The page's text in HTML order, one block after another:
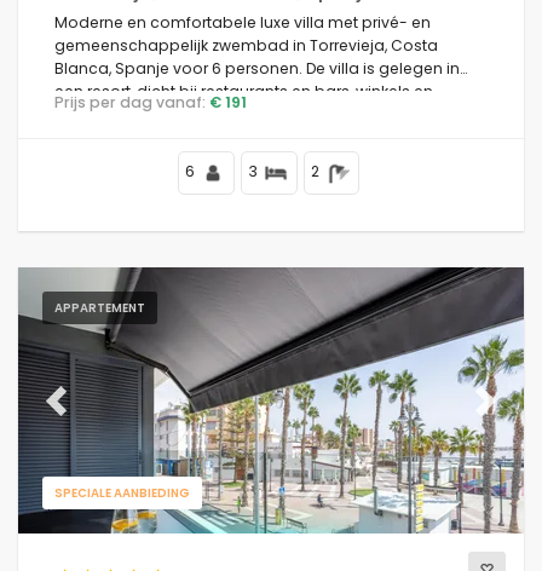
Moderne en comfortabele luxe villa met privé- en
gemeenschappelijk zwembad in Torrevieja, Costa
Blanca, Spanje voor 6 personen. De villa is gelegen in
een resort, dicht bij restaurants en bars, winkels en
supermarkten, en op 4 km van het strand.
Prijs per dag vanaf: € 191
6 3 2
APPARTEMENT
SPECIALE AANBIEDING
Previous Next